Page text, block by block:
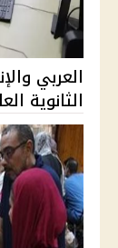
العربي
الثانوية العامة 2026